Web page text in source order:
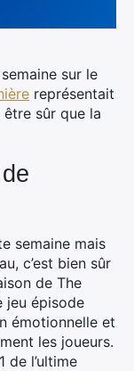
sur le
représentait
sûr que la
semaine mais
c’est bien sûr
de The
jeu épisode
émotionnelle et
les joueurs.
de l’ultime